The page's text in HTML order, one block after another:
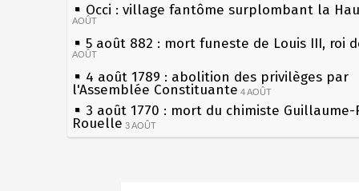
Occi : village fantôme surplombant la
AOÛT
5 août 882 : mort funeste de Louis III, roi
AOÛT
4 août 1789 : abolition des privilèges par
l'Assemblée Constituante 4 AOÛT
3 août 1770 : mort du chimiste Guillaume-
Rouelle 3 AOÛT
Musée Jean de La Fontaine : réouverture